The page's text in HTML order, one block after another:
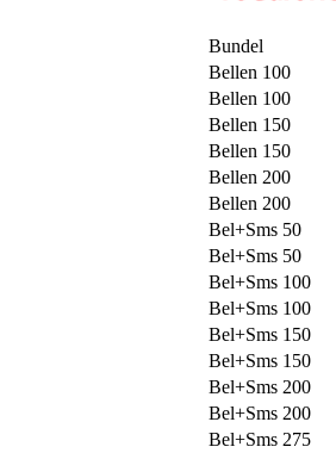
Bundel
Bellen 100
Bellen 100
Bellen 150
Bellen 150
Bellen 200
Bellen 200
Bel+Sms 50
Bel+Sms 50
Bel+Sms 100
Bel+Sms 100
Bel+Sms 150
Bel+Sms 150
Bel+Sms 200
Bel+Sms 200
Bel+Sms 275